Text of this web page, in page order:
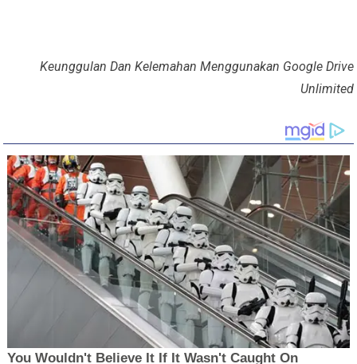
Keunggulan Dan Kelemahan Menggunakan Google Drive
Unlimited